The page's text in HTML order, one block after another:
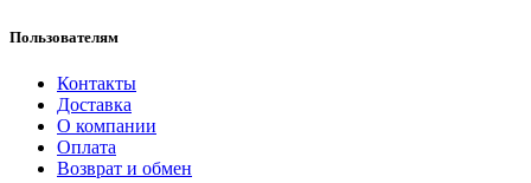
Пользователям
Контакты
Доставка
О компании
Оплата
Возврат и обмен